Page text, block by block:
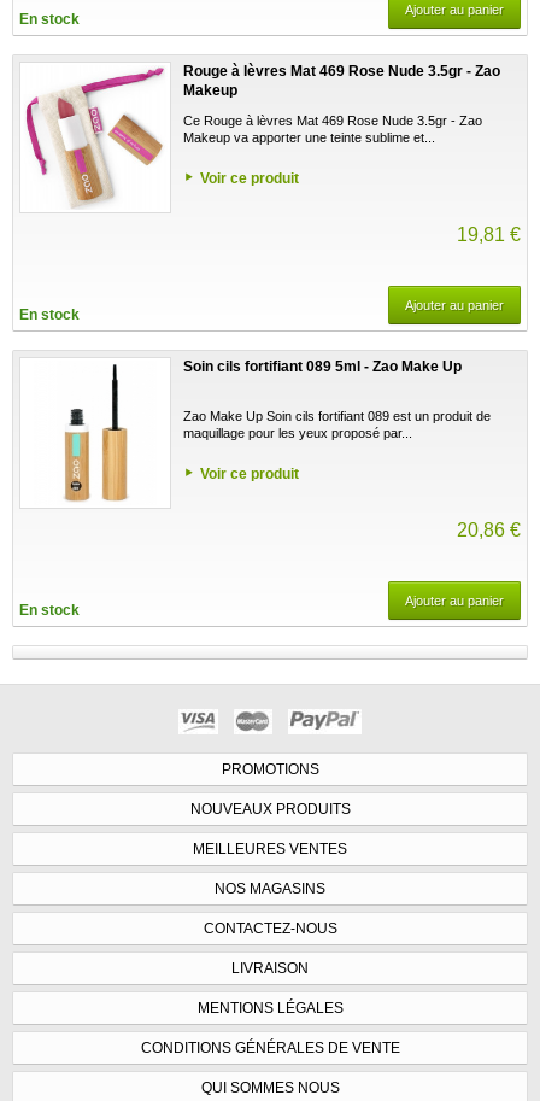
En stock
Ajouter au panier
Rouge à lèvres Mat 469 Rose Nude 3.5gr - Zao
Makeup
Ce Rouge à lèvres Mat 469 Rose Nude 3.5gr - Zao
Makeup va apporter une teinte sublime et...
Voir ce produit
19,81 €
En stock
Ajouter au panier
Soin cils fortifiant 089 5ml - Zao Make Up
Zao Make Up Soin cils fortifiant 089 est un produit de
maquillage pour les yeux proposé par...
Voir ce produit
20,86 €
En stock
Ajouter au panier
PROMOTIONS
NOUVEAUX PRODUITS
MEILLEURES VENTES
NOS MAGASINS
CONTACTEZ-NOUS
LIVRAISON
MENTIONS LÉGALES
CONDITIONS GÉNÉRALES DE VENTE
QUI SOMMES NOUS